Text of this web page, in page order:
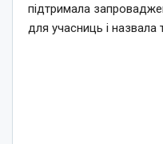
підтримала
для учасниць і назвала